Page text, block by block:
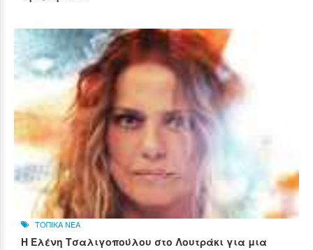
ΤΟΠΙΚΑ ΝΕΑ
Η Ελένη Τσαλιγοπούλου στο Λουτράκι για μια